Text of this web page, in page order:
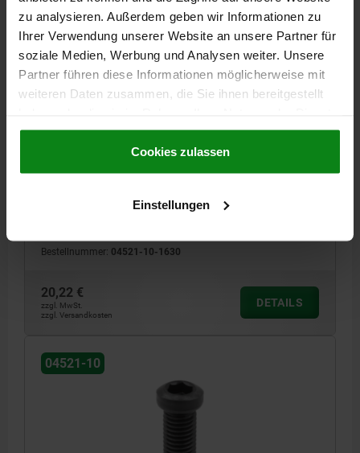
zu analysieren. Außerdem geben wir Informationen zu
Ihrer Verwendung unserer Website an unsere Partner für
soziale Medien, Werbung und Analysen weiter. Unsere
Partner führen diese Informationen möglicherweise mit
weiteren Daten zusammen, die Sie ihnen bereitgestellt
gesammelt haben.Cookie Richtlinien
Datenschutz|AGB
Cookies zulassen
Einstellungen
VERGÜTUNGSSTAHL
Bestellnummer: 04521-10-1630
20,22 €
zzgl. MwSt.
zzgl. Versandkosten
DETAILS
04521-10